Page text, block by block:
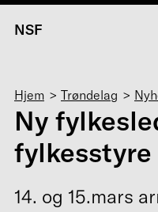
NSF
Navigasjonssti
Hjem Trøndelag
Ny
fylkesstyre
14. og 15.mars